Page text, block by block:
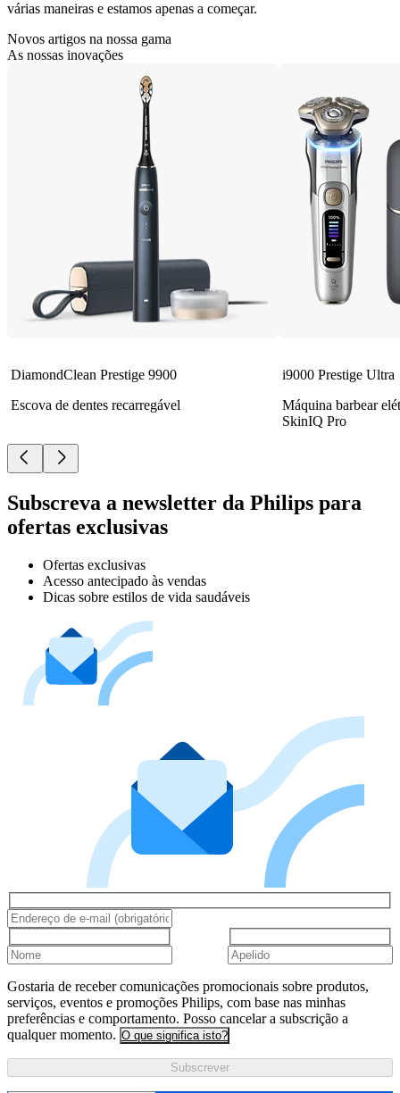
várias maneiras e estamos apenas a começar.
Novos artigos na nossa gama
As nossas inovações
DiamondClean Prestige 9900
Escova de dentes recarregável
i9000 Prestige Ultra
Máquina barbear
SkinIQ Pro
Subscreva a newsletter da Philips para
ofertas exclusivas
Ofertas exclusivas
Acesso antecipado às vendas
Dicas sobre estilos de vida saudáveis
Gostaria de receber comunicações promocionais sobre produtos,
serviços, eventos e promoções Philips, com base nas minhas
preferências e comportamento. Posso cancelar a subscrição a
qualquer momento. O que significa isto?
Subscrever